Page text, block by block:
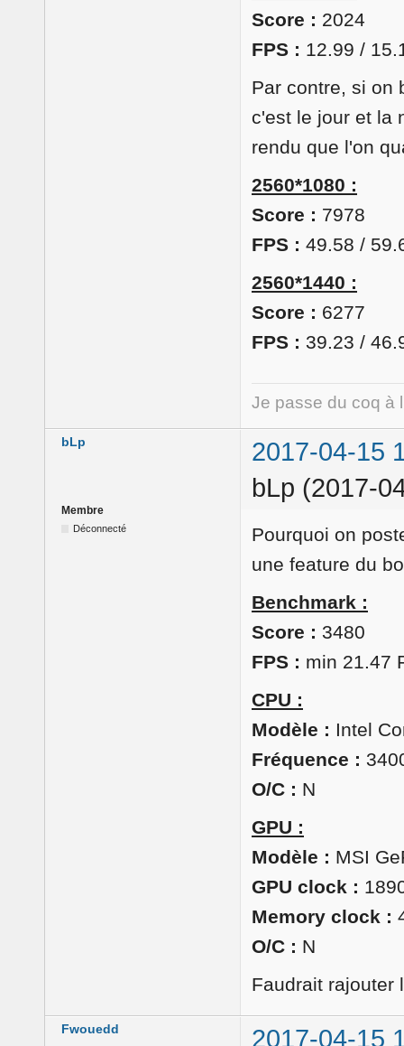
Score : 2024
FPS : 12.99 /
Par contre, si on
c'est le jour et la
rendu que l'on
2560*1080 :
Score : 7978
FPS : 49.58 /
2560*1440 :
Score : 6277
FPS : 39.23 /
Je passe du coq à
bLp
2017-04-15
bLp (2017-
Membre
Déconnecté
Pourquoi on
une feature du
Benchmark :
Score : 3480
FPS : min 21.47
CPU :
Modèle : Intel
Fréquence :
O/C : N
GPU :
Modèle : MSI
GPU clock :
Memory clock :
O/C : N
Faudrait rajouter
Fwouedd 2017-04-15